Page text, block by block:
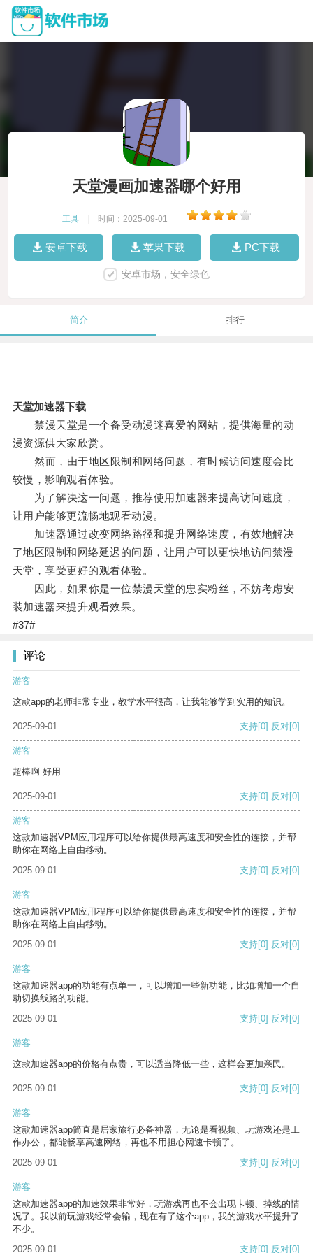
天堂漫画加速器哪个好用
工具 时间：2025-09-01
安卓下载 苹果下载 PC下载
安卓市场，安全绿色
简介 排行
天堂加速器下载
禁漫天堂是一个备受动漫迷喜爱的网站，提供海量的动
漫资源供大家欣赏。
然而，由于地区限制和网络问题，有时候访问速度会比
较慢，影响观看体验。
为了解决这一问题，推荐使用加速器来提高访问速度，
让用户能够更流畅地观看动漫。
加速器通过改变网络路径和提升网络速度，有效地解决
了地区限制和网络延迟的问题，让用户可以更快地访问禁漫
天堂，享受更好的观看体验。
因此，如果你是一位禁漫天堂的忠实粉丝，不妨考虑安
装加速器来提升观看效果。
#37#
评论
游客
这款app的老师非常专业，教学水平很高，让我能够学到实用的知识。
2025-09-01 支持[0] 反对[0]
游客
超棒啊 好用
2025-09-01 支持[0] 反对[0]
游客
这款加速器VPM应用程序可以给你提供最高速度和安全性的连接，并帮
助你在网络上自由移动。
2025-09-01
支持[0] 反对[0]
游客
这款加速器VPM应用程序可以给你提供最高速度和安全性的连接，并帮
助你在网络上自由移动。
2025-09-01
支持[0] 反对[0]
游客
这款加速器app的功能有点单一，可以增加一些新功能，比如增加一个自
动切换线路的功能。
2025-09-01
支持[0] 反对[0]
游客
这款加速器app的价格有点贵，可以适当降低一些，这样会更加亲民。
2025-09-01 支持[0] 反对[0]
游客
这款加速器app简直是居家旅行必备神器，无论是看视频、玩游戏还是工
作办公，都能畅享高速网络，再也不用担心网速卡顿了。
2025-09-01
支持[0] 反对[0]
游客
这款加速器app的加速效果非常好，玩游戏再也不会出现卡顿、掉线的情
况了。我以前玩游戏经常会输，现在有了这个app，我的游戏水平提升了
不少。
2025-09-01
支持[0] 反对[0]